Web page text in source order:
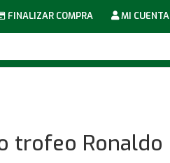
FINALIZAR COMPRA MI CUENTA
trofeo Ronaldo